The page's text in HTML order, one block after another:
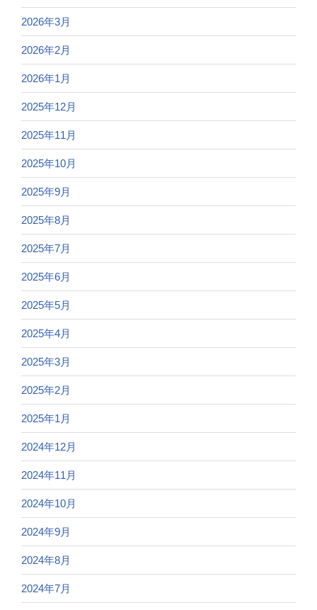
2026年3月
2026年2月
2026年1月
2025年12月
2025年11月
2025年10月
2025年9月
2025年8月
2025年7月
2025年6月
2025年5月
2025年4月
2025年3月
2025年2月
2025年1月
2024年12月
2024年11月
2024年10月
2024年9月
2024年8月
2024年7月